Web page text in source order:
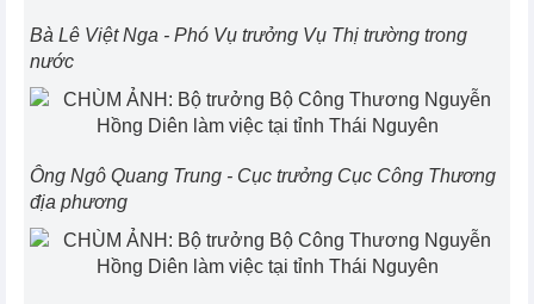
Bà Lê Việt Nga - Phó Vụ trưởng Vụ Thị trường trong
nước
Ông Ngô Quang Trung - Cục trưởng Cục Công Thương
địa phương